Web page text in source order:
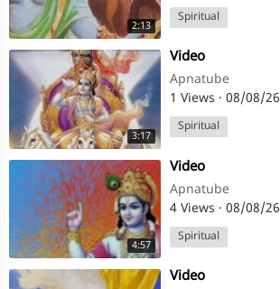
2:13
Spiritual
3:17
⁣Video
Apnatube
1 Views · 08/08/26
Spiritual
4:57
⁣Video
Apnatube
4 Views · 08/08/26
Spiritual
⁣Video